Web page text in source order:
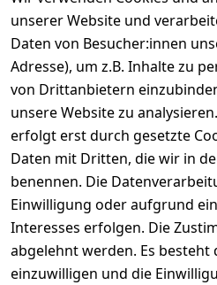
unserer Website und
Daten von Besucher:innen
Adresse), um z.B. Inhalte zu
von Drittanbietern
unsere Website zu
erfolgt erst durch gesetzte
Daten mit Dritten, die wir in
benennen. Die
Einwilligung oder aufgrund
Interesses erfolgen. Die
abgelehnt werden. Es besteht
einzuwilligen und die
Vertrag widerrufen
INFORMATIONEN
Widerrufsrecht
Datenschutz
Unser Unternehmen
Charity & Wohltätigkeit